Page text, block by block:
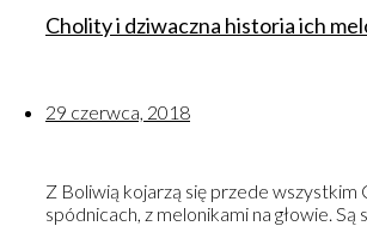
Cholity i dziwaczna historia ich
29 czerwca, 2018
Z Boliwią kojarzą się przede wszystkim
spódnicach, z melonikami na głowie.